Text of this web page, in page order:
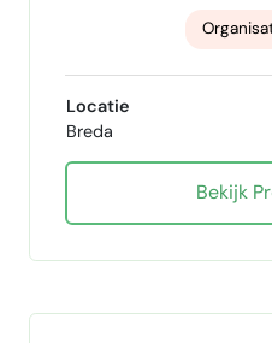
Herstructureren
HR processen
Locatie
Breda
Bekijk